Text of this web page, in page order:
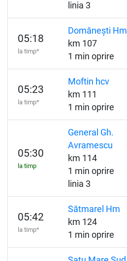
linia 3
05:18
la timp*
Domănești Hm
km 107
1 min oprire
05:23
la timp*
Moftin hcv
km 111
1 min oprire
05:30
la timp
General Gh.
Avramescu
km 114
1 min oprire
linia 3
05:42
la timp*
Sătmarel Hm
km 124
1 min oprire